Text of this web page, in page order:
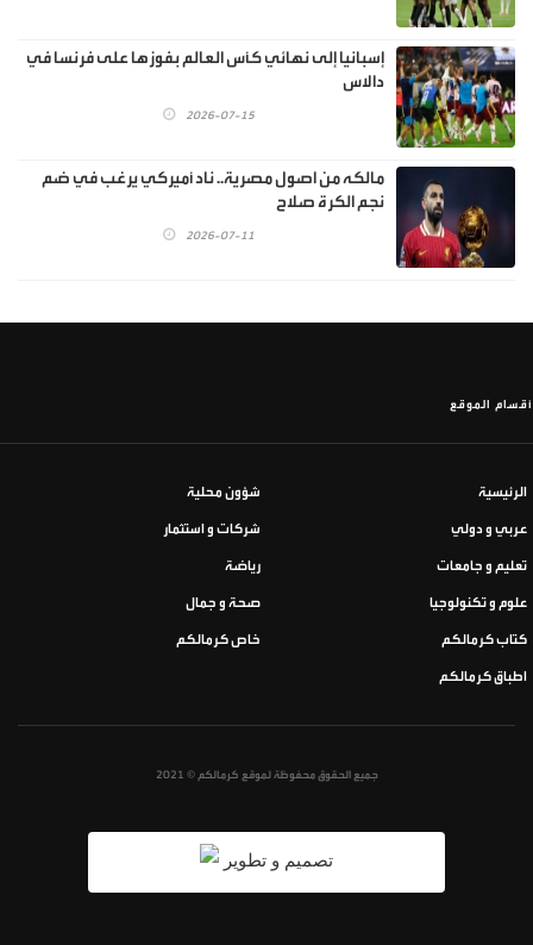
إسبانيا إلى نهائي كأس العالم بفوزها على فرنسا في
دالاس
2026-07-15
مالكه من اصول مصرية.. ناد أميركي يرغب في ضم
نجم الكرة صلاح
2026-07-11
أقسام الموقع
الرئيسية شؤون محلية
عربي و دولي شركات و استثمار
تعليم و جامعات رياضة
علوم و تكنولوجيا صحة و جمال
كتاب كرمالكم خاص كرمالكم
اطباق كرمالكم
جميع الحقوق محفوظة لموقع كرمالكم © 2021
تصميم و تطوير